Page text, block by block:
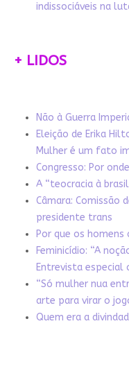
indissociáveis na
+ LIDOS
Não à Guerra
Eleição de Erika
Mulher é um fato
Congresso: Por
A “teocracia à
Câmara: Comissão
presidente trans
Por que os
Feminicídio: “A
Entrevista especial
“Só mulher nua
arte para virar o
Quem era a